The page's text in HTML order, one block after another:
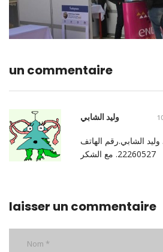
un commentaire
وليد الشابي
الشابي.رقم الهاتف
22260527. مع الشكر
laisser un commentaire